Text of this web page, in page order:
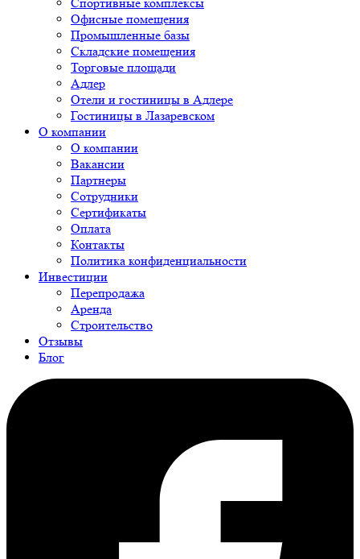
Офисные помещения
Промышленные базы
Складские помещения
Торговые площади
Адлер
Отели и гостиницы в Адлере
Гостиницы в Лазаревском
О компании
О компании
Вакансии
Партнеры
Сотрудники
Сертификаты
Оплата
Контакты
Политика конфиденциальности
Инвестиции
Перепродажа
Аренда
Строительство
Отзывы
Блог